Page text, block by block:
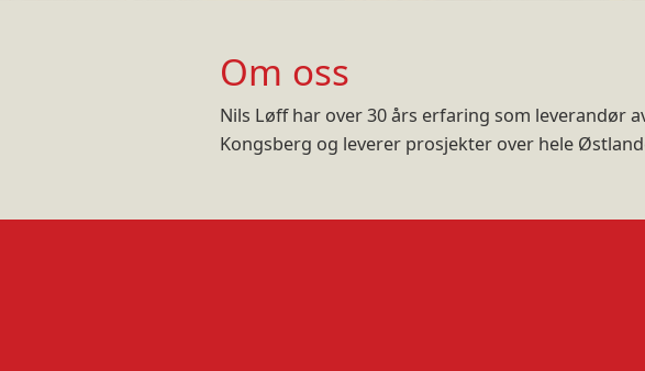
Om oss
Nils Løff har over 30 års erfaring som leverandør
Kongsberg og leverer prosjekter over hele